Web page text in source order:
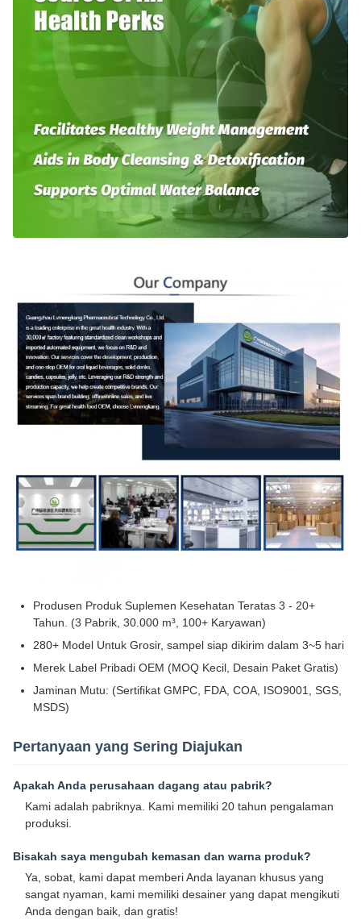
Produsen Produk Suplemen Kesehatan Teratas 3 - 20+
Tahun. (3 Pabrik, 30.000 m³, 100+ Karyawan)
280+ Model Untuk Grosir, sampel siap dikirim dalam 3~5 hari
Merek Label Pribadi OEM (MOQ Kecil, Desain Paket Gratis)
Jaminan Mutu: (Sertifikat GMPC, FDA, COA, ISO9001, SGS,
MSDS)
Pertanyaan yang Sering Diajukan
Apakah Anda perusahaan dagang atau pabrik?
Kami adalah pabriknya. Kami memiliki 20 tahun pengalaman
produksi.
Bisakah saya mengubah kemasan dan warna produk?
Ya, sobat, kami dapat memberi Anda layanan khusus yang
sangat nyaman, kami memiliki desainer yang dapat mengikuti
Anda dengan baik, dan gratis!